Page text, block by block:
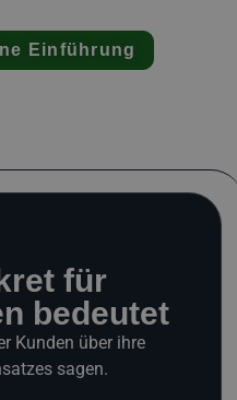
Einführung
für
bedeutet
Kunden über ihre
sagen.